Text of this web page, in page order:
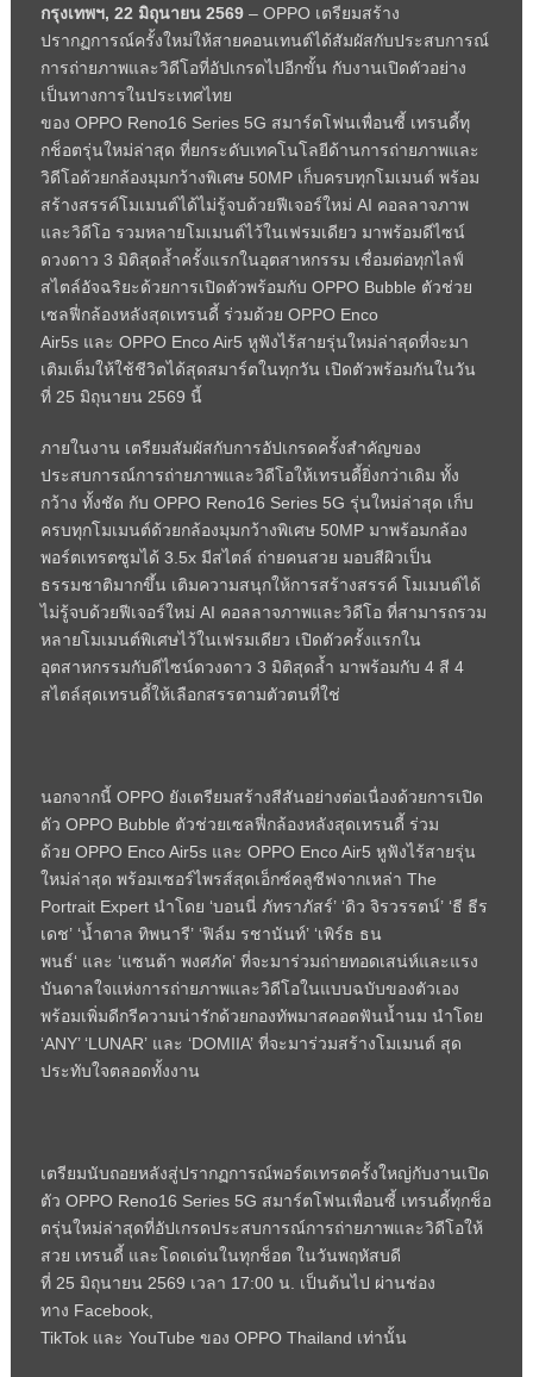
กรุงเทพฯ, 22 มิถุนายน 2569 – OPPO เตรียมสร้าง
ปรากฏการณ์ครั้งใหม่ให้สายคอนเทนต์ได้สัมผัสกับประสบการณ์
การถ่ายภาพและวิดีโอที่อัปเกรดไปอีกขั้น กับงานเปิดตัวอย่าง
เป็นทางการในประเทศไทย
ของ OPPO Reno16 Series 5G สมาร์ตโฟนเพื่อนซี้ เทรนดี้ทุ
กช็อตรุ่นใหม่ล่าสุด ที่ยกระดับเทคโนโลยีด้านการถ่ายภาพและ
วิดีโอด้วยกล้องมุมกว้างพิเศษ 50MPเก็บครบทุกโมเมนต์ พร้อม
สร้างสรรค์โมเมนต์ได้ไม่รู้จบด้วยฟีเจอร์ใหม่ AI คอลลาจภาพ
และวิดีโอ รวมหลายโมเมนต์ไว้ในเฟรมเดียว มาพร้อมดีไซน์
ดวงดาว 3 มิติสุดล้ำครั้งแรกในอุตสาหกรรม เชื่อมต่อทุกไลฟ์
สไตล์อัจฉริยะด้วยการเปิดตัวพร้อมกับ OPPOBubble ตัวช่วย
เซลฟี่กล้องหลังสุดเทรนดี้ ร่วมด้วย OPPOEnco
Air5s และ OPPO Enco Air5 หูฟังไร้สายรุ่นใหม่ล่าสุดที่จะมา
เติมเต็มให้ใช้ชีวิตได้สุดสมาร์ตในทุกวัน เปิดตัวพร้อมกันในวัน
ที่ 25 มิถุนายน 2569 นี้
ภายในงาน เตรียมสัมผัสกับการอัปเกรดครั้งสำคัญของ
ประสบการณ์การถ่ายภาพและวิดีโอให้เทรนดี้ยิ่งกว่าเดิม ทั้ง
กว้าง ทั้งชัด กับ OPPO Reno16 Series 5G รุ่นใหม่ล่าสุด เก็บ
ครบทุกโมเมนต์ด้วยกล้องมุมกว้างพิเศษ 50MP มาพร้อมกล้อง
พอร์ตเทรตซูมได้ 3.5x มีสไตล์ ถ่ายคนสวย มอบสีผิวเป็น
ธรรมชาติมากขึ้น เติมความสนุกให้การสร้างสรรค์ โมเมนต์ได้
ไม่รู้จบด้วยฟีเจอร์ใหม่ AI คอลลาจภาพและวิดีโอ ที่สามารถรวม
หลายโมเมนต์พิเศษไว้ในเฟรมเดียว เปิดตัวครั้งแรกใน
อุตสาหกรรมกับดีไซน์ดวงดาว 3 มิติสุดล้ำ มาพร้อมกับ 4 สี 4
สไตล์สุดเทรนดี้ให้เลือกสรรตามตัวตนที่ใช่
นอกจากนี้ OPPOยังเตรียมสร้างสีสันอย่างต่อเนื่องด้วยการเปิด
ตัว OPPOBubble ตัวช่วยเซลฟี่กล้องหลังสุดเทรนดี้ ร่วม
ด้วย OPPOEnco Air5s และ OPPOEnco Air5 หูฟังไร้สายรุ่น
ใหม่ล่าสุด พร้อมเซอร์ไพรส์สุดเอ็กซ์คลูซีฟจากเหล่า The
Portrait Expert นำโดย ‘บอนนี่ ภัทราภัสร์’ ‘ดิว จิรวรรตน์’ ‘ธี ธีร
เดช’ ‘น้ำตาล ทิพนารี’ ‘ฟิล์ม รชานันท์’ ‘เพิร์ธ ธน
พนธ์‘ และ ‘แซนต้า พงศภัค’ ที่จะมาร่วมถ่ายทอดเสน่ห์และแรง
บันดาลใจแห่งการถ่ายภาพและวิดีโอในแบบฉบับของตัวเอง
พร้อมเพิ่มดีกรีความน่ารักด้วยกองทัพมาสคอตฟันน้ำนม นำโดย
‘ANY’ ‘LUNAR’ และ ‘DOMIIA’ ที่จะมาร่วมสร้างโมเมนต์ สุด
ประทับใจตลอดทั้งงาน
เตรียมนับถอยหลังสู่ปรากฏการณ์พอร์ตเทรตครั้งใหญ่กับงานเปิด
ตัว OPPO Reno16 Series 5G สมาร์ตโฟนเพื่อนซี้ เทรนดี้ทุกช็อ
ตรุ่นใหม่ล่าสุดที่อัปเกรดประสบการณ์การถ่ายภาพและวิดีโอให้
สวย เทรนดี้ และโดดเด่นในทุกช็อต ในวันพฤหัสบดี
ที่ 25 มิถุนายน 2569 เวลา 17:00 น. เป็นต้นไป ผ่านช่อง
ทาง Facebook,
TikTok และ YouTube ของ OPPOThailand เท่านั้น